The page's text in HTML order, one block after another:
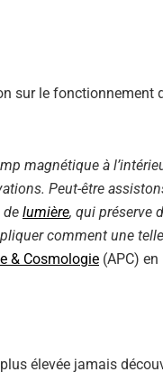
sur le fonctionnement
magnétique à
Peut-être
de lumière, qui préserve
comment une
& Cosmologie (APC)
élevée jamais